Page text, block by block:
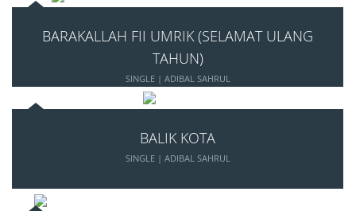
BARAKALLAH FII UMRIK (SELAMAT ULANG
TAHUN)
SINGLE | ADIBAL SAHRUL
BALIK KOTA
SINGLE | ADIBAL SAHRUL